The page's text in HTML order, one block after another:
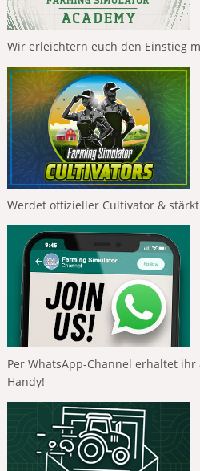
Wir erleichtern euch den Einstieg
Werdet offizieller Cultivator &
Per WhatsApp-Channel erhaltet
Handy!